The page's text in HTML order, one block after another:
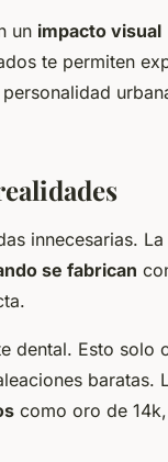
un impacto visual
te permiten
innecesarias.
se fabrican
dental. Esto solo
baratas.
como oro de